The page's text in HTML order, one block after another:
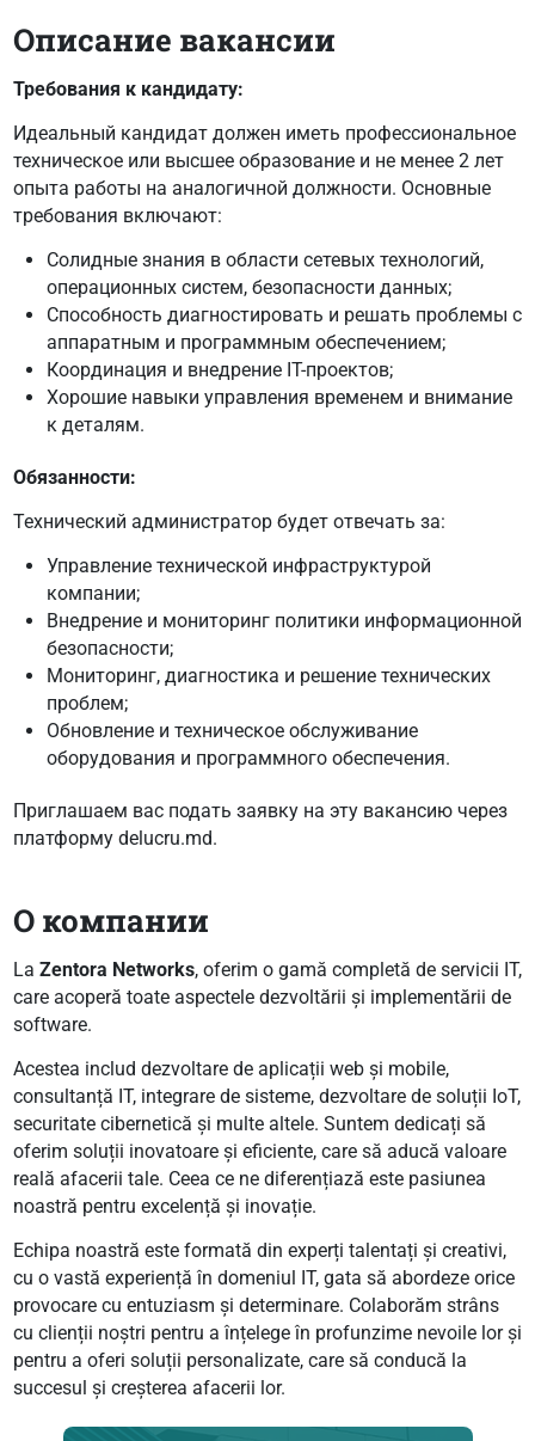
Описание вакансии
Требования к кандидату:
Идеальный кандидат должен иметь профессиональное
техническое или высшее образование и не менее 2 лет
опыта работы на аналогичной должности. Основные
требования включают:
Солидные знания в области сетевых технологий,
операционных систем, безопасности данных;
Способность диагностировать и решать проблемы с
аппаратным и программным обеспечением;
Координация и внедрение IT-проектов;
Хорошие навыки управления временем и внимание
к деталям.
Обязанности:
Технический администратор будет отвечать за:
Управление технической инфраструктурой
компании;
Внедрение и мониторинг политики информационной
безопасности;
Мониторинг, диагностика и решение технических
проблем;
Обновление и техническое обслуживание
оборудования и программного обеспечения.
Приглашаем вас подать заявку на эту вакансию через
платформу delucru.md.
О компании
La Zentora Networks, oferim o gamă completă de servicii IT,
care acoperă toate aspectele dezvoltării și implementării de
software.
Acestea includ dezvoltare de aplicații web și mobile,
consultanță IT, integrare de sisteme, dezvoltare de soluții IoT,
securitate cibernetică și multe altele. Suntem dedicați să
oferim soluții inovatoare și eficiente, care să aducă valoare
reală afacerii tale. Ceea ce ne diferențiază este pasiunea
noastră pentru excelență și inovație.
Echipa noastră este formată din experți talentați și creativi,
cu o vastă experiență în domeniul IT, gata să abordeze orice
provocare cu entuziasm și determinare. Colaborăm strâns
cu clienții noștri pentru a înțelege în profunzime nevoile lor și
pentru a oferi soluții personalizate, care să conducă la
succesul și creșterea afacerii lor.